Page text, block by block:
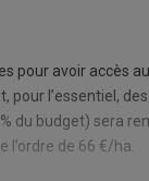
pour avoir accès
pour l’essentiel,
du budget) sera
l’ordre de 66 €/ha.